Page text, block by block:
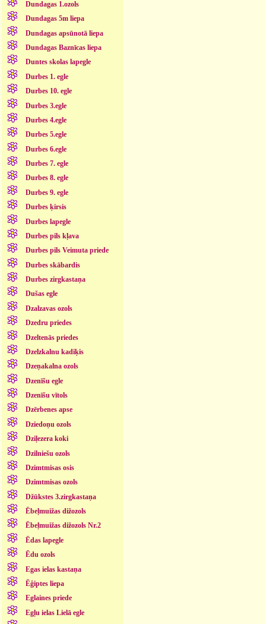
Dundagas 1.ozols
Dundagas 5m liepa
Dundagas apsūnotā liepa
Dundagas Baznīcas liepa
Duntes skolas lapegle
Durbes 1. egle
Durbes 10. egle
Durbes 3.egle
Durbes 4.egle
Durbes 5.egle
Durbes 6.egle
Durbes 7. egle
Durbes 8. egle
Durbes 9. egle
Durbes ķirsis
Durbes lapegle
Durbes pils kļava
Durbes pils Veimuta priede
Durbes skābardis
Durbes zirgkastaņa
Dušas egle
Dzalzavas ozols
Dzedru priedes
Dzeltenās priedes
Dzelzkalnu kadiķis
Dzeņakalna ozols
Dzenīšu egle
Dzenīšu vītols
Dzērbenes apse
Dziedoņu ozols
Dziļezera koki
Dzilniešu ozols
Dzimtmisas osis
Dzimtmisas ozols
Džūkstes 3.zirgkastaņa
Ēbeļmuižas dižozols
Ēbeļmuižas dižozols Nr.2
Ēdas lapegle
Ēdu ozols
Egas ielas kastaņa
Ēģiptes liepa
Eglaines priede
Egļu ielas Lielā egle